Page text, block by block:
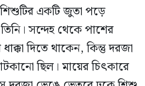
একটি জুতা পড়ে
সন্দেহ থেকে পাশের
দিতে থাকেন, কিন্তু দরজা
ছিল। মায়ের চিৎকারে